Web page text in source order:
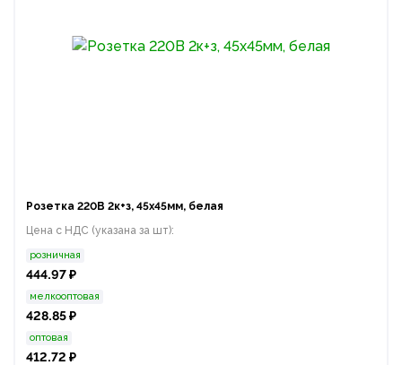
Розетка 220В 2к+з, 45х45мм, белая
Цена с НДС (указана за шт):
розничная
444.97 ₽
мелкооптовая
428.85 ₽
оптовая
412.72 ₽